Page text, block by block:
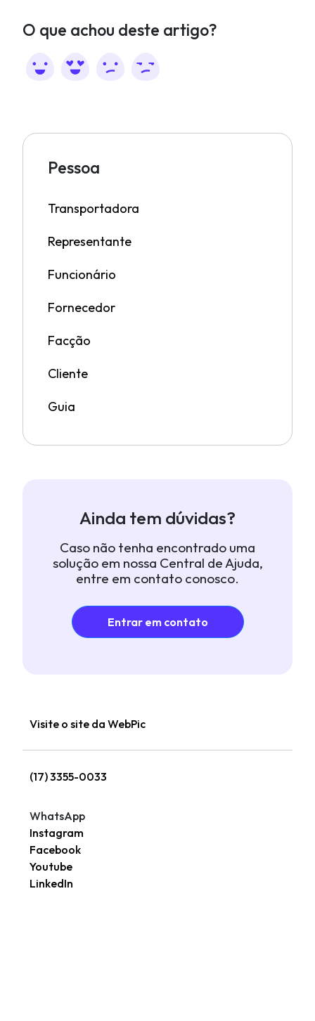
O que achou deste artigo?
Pessoa
Transportadora
Representante
Funcionário
Fornecedor
Facção
Cliente
Guia
Ainda tem dúvidas?
Caso não tenha encontrado uma
solução em nossa Central de Ajuda,
entre em contato conosco.
Entrar em contato
Visite o site da WebPic
(17) 3355-0033
WhatsApp
Instagram
Facebook
Youtube
LinkedIn